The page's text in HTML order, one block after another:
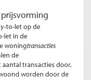
to-let op de
let in de
woningtransacties
de
transacties door,
worden door de